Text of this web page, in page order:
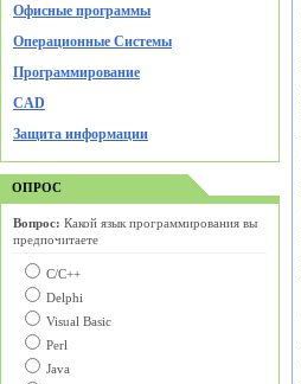
Офисные программы
Операционные Системы
Программирование
CAD
Защита информации
ОПРОС
Вопрос: Какой язык программирования вы
предпочитаете
С/C++
Delphi
Visual Basic
Perl
Java